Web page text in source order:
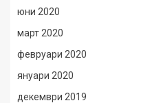
юни 2020
март 2020
февруари 2020
януари 2020
декември 2019